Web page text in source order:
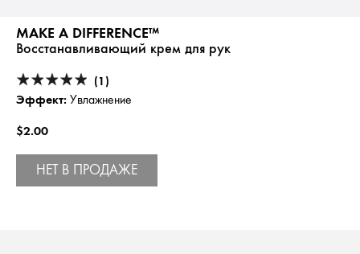
MAKE A DIFFERENCE™
Восстанавливающий крем для рук
(1)
Эффект: Увлажнение
$2.00
НЕТ В ПРОДАЖЕ